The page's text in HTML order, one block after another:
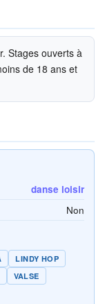
Stages ouverts à
de 18 ans et
danse loisir
Non
LINDY HOP
VALSE